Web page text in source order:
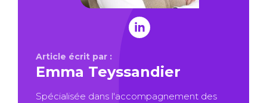
Article écrit par :
Emma Teyssandier
Spécialisée dans l'accompagnement des